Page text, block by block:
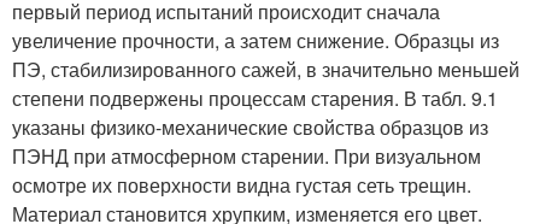
первый период испытаний происходит сначала
увеличение прочности, а затем снижение. Образцы из
ПЭ, стабилизированного сажей, в значительно меньшей
степени подвержены процессам старения. В табл. 9.1
указаны физико-механические свойства образцов из
ПЭНД при атмосферном старении. При визуальном
осмотре их поверхности видна густая сеть трещин.
Материал становится хрупким, изменяется его цвет.